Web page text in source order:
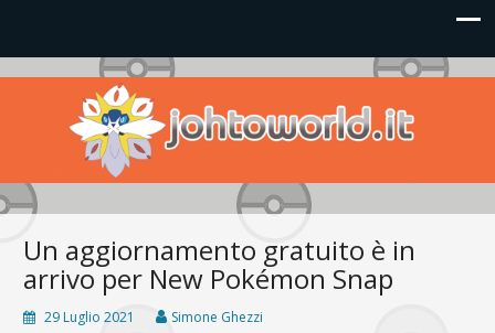
Johto World
Le novità più frizzanti dall'universo Pokémon e Nintendo
Un aggiornamento gratuito è in
arrivo per New Pokémon Snap
29 Luglio 2021 Simone Ghezzi